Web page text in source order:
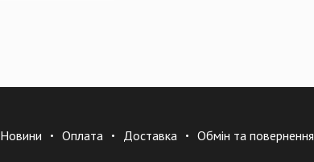
Новини Оплата Доставка Обмін та повернення